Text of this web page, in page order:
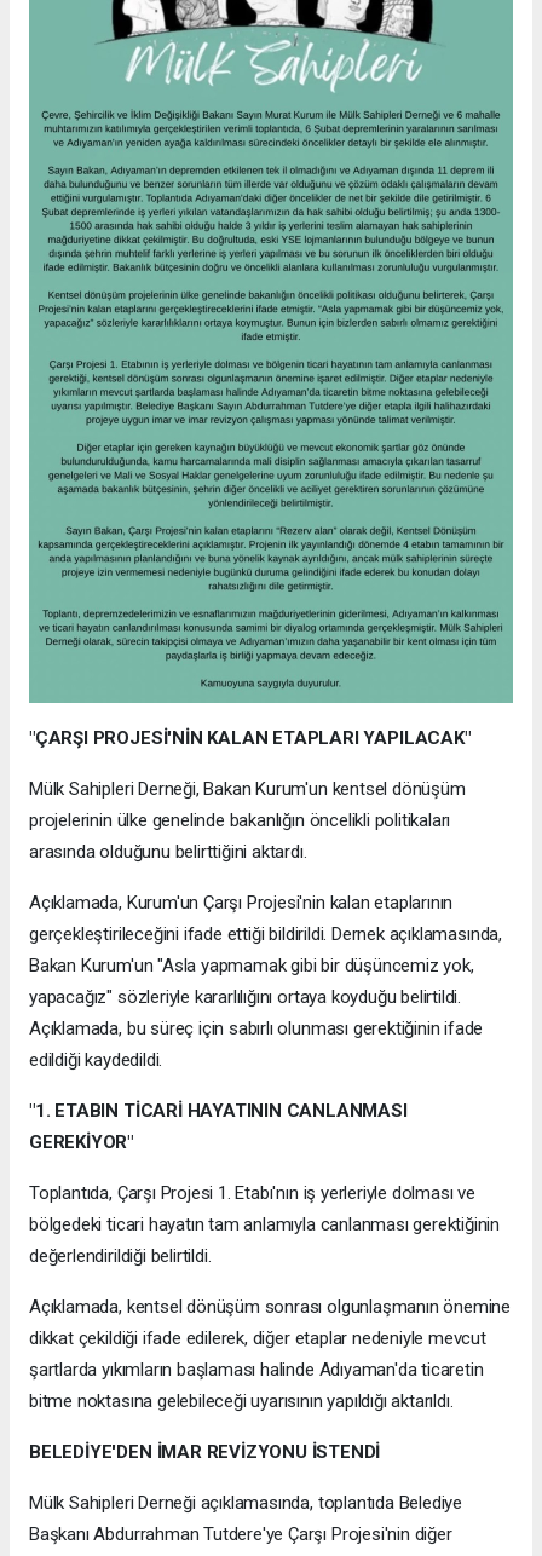
"ÇARŞI PROJESİ'NİN KALAN ETAPLARI YAPILACAK"
Mülk Sahipleri Derneği, Bakan Kurum'un kentsel dönüşüm
projelerinin ülke genelinde bakanlığın öncelikli politikaları
arasında olduğunu belirttiğini aktardı.
Açıklamada, Kurum'un Çarşı Projesi'nin kalan etaplarının
gerçekleştirileceğini ifade ettiği bildirildi. Dernek açıklamasında,
Bakan Kurum'un "Asla yapmamak gibi bir düşüncemiz yok,
yapacağız" sözleriyle kararlılığını ortaya koyduğu belirtildi.
Açıklamada, bu süreç için sabırlı olunması gerektiğinin ifade
edildiği kaydedildi.
"1. ETABIN TİCARİ HAYATININ CANLANMASI
GEREKİYOR"
Toplantıda, Çarşı Projesi 1. Etabı'nın iş yerleriyle dolması ve
bölgedeki ticari hayatın tam anlamıyla canlanması gerektiğinin
değerlendirildiği belirtildi.
Açıklamada, kentsel dönüşüm sonrası olgunlaşmanın önemine
dikkat çekildiği ifade edilerek, diğer etaplar nedeniyle mevcut
şartlarda yıkımların başlaması halinde Adıyaman'da ticaretin
bitme noktasına gelebileceği uyarısının yapıldığı aktarıldı.
BELEDİYE'DEN İMAR REVİZYONU İSTENDİ
Mülk Sahipleri Derneği açıklamasında, toplantıda Belediye
Başkanı Abdurrahman Tutdere'ye Çarşı Projesi'nin diğer